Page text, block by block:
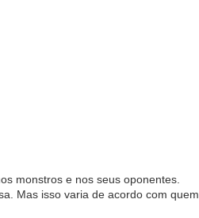
monstros e nos seus oponentes.
Mas isso varia de acordo com quem